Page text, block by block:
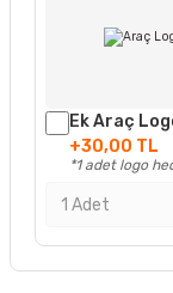
Ek Araç
+30,00 TL
*1 adet logo